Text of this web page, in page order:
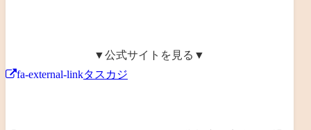
▼公式サイトを見る▼
fa-external-linkタスカジ